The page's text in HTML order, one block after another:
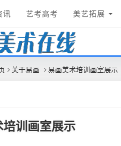
讯 艺考高考 美艺拓展
关于易画 易画美术培训画室展示
培训画室展示